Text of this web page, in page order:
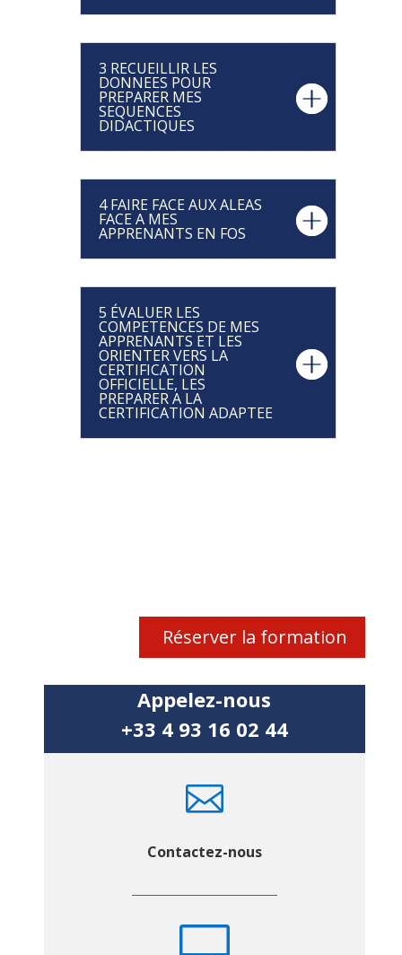
3 RECUEILLIR LES
DONNEES POUR
PREPARER MES
SEQUENCES
DIDACTIQUES
4 FAIRE FACE AUX ALEAS
FACE A MES
APPRENANTS EN FOS
5 ÉVALUER LES
COMPETENCES DE MES
APPRENANTS ET LES
ORIENTER VERS LA
CERTIFICATION
OFFICIELLE, LES
PREPARER A LA
CERTIFICATION ADAPTEE
Réserver la formation
Appelez-nous
+33 4 93 16 02 44

Contactez-nous